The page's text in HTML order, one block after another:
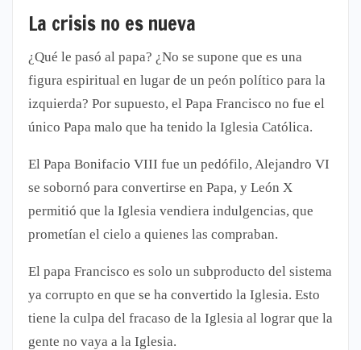
La crisis no es nueva
¿Qué le pasó al papa? ¿No se supone que es una
figura espiritual en lugar de un peón político para la
izquierda? Por supuesto, el Papa Francisco no fue el
único Papa malo que ha tenido la Iglesia Católica.
El Papa Bonifacio VIII fue un pedófilo, Alejandro VI
se sobornó para convertirse en Papa, y León X
permitió que la Iglesia vendiera indulgencias, que
prometían el cielo a quienes las compraban.
El papa Francisco es solo un subproducto del sistema
ya corrupto en que se ha convertido la Iglesia. Esto
tiene la culpa del fracaso de la Iglesia al lograr que la
gente no vaya a la Iglesia.